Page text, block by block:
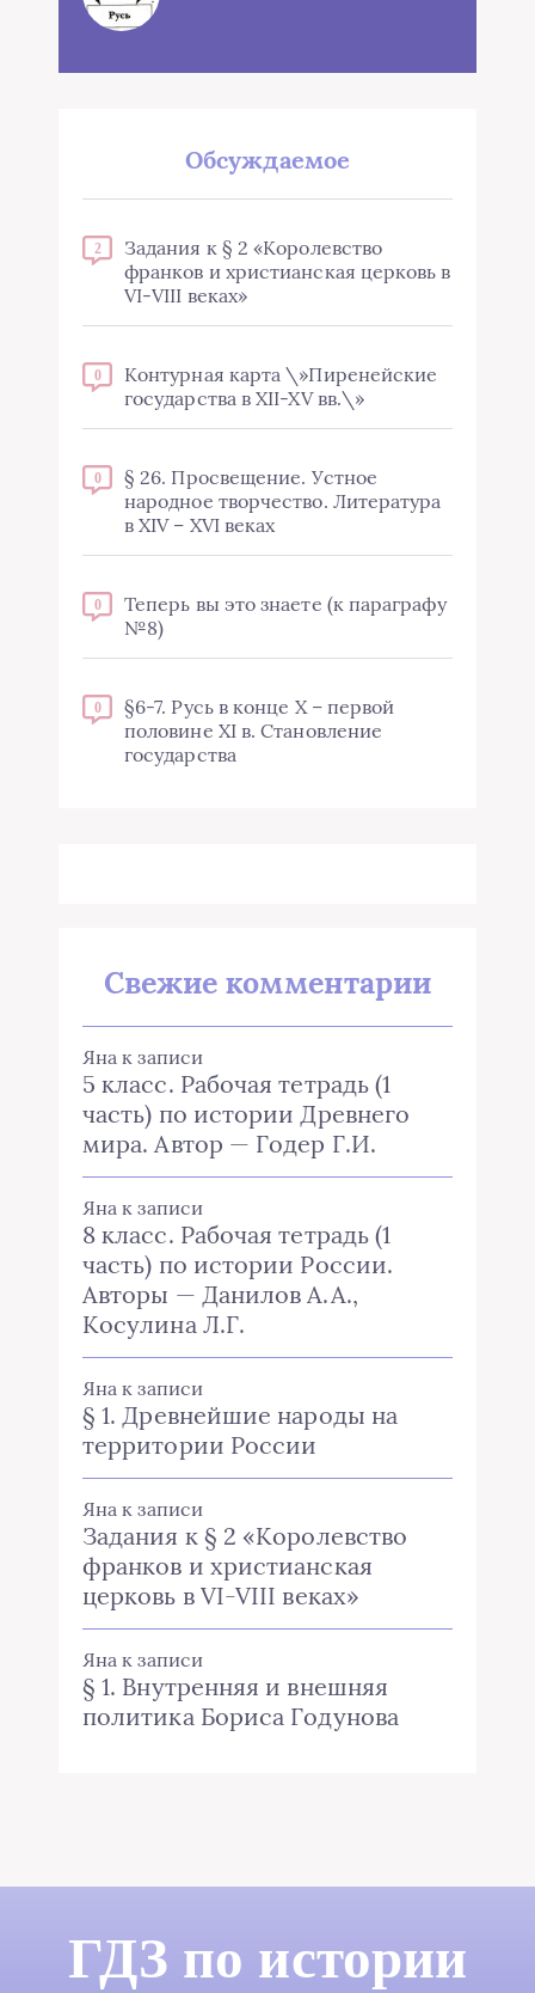
Обсуждаемое
2
Задания к § 2 «Королевство
франков и христианская церковь в
VI-VIII веках»
0
Контурная карта \»Пиренейские
государства в XII-XV вв.\»
0
§ 26. Просвещение. Устное
народное творчество. Литература
в XIV – XVI веках
0
Теперь вы это знаете (к параграфу
№8)
0
§6-7. Русь в конце X – первой
половине XI в. Становление
государства
Свежие комментарии
Яна к записи
5 класс. Рабочая тетрадь (1
часть) по истории Древнего
мира. Автор — Годер Г.И.
Яна к записи
8 класс. Рабочая тетрадь (1
часть) по истории России.
Авторы — Данилов А.А.,
Косулина Л.Г.
Яна к записи
§ 1. Древнейшие народы на
территории России
Яна к записи
Задания к § 2 «Королевство
франков и христианская
церковь в VI-VIII веках»
Яна к записи
§ 1. Внутренняя и внешняя
политика Бориса Годунова
ГДЗ по истории